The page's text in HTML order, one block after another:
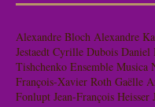
Alexandre Bloch Alexandre
Jestaedt Cyrille Dubois Daniel
Tishchenko Ensemble Musica
François-Xavier Roth Gaëlle
Fonlupt Jean-François Heisser